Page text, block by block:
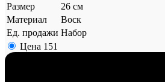
Размер
26 см
Материал
Воск
Ед. продажи Набор
Цена 151